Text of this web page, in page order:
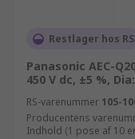
Restlager hos RS
Panasonic AEC-
450 V dc, ±5 %,
RS-varenummer 105-
Producentens
Indhold (1 pose af 10